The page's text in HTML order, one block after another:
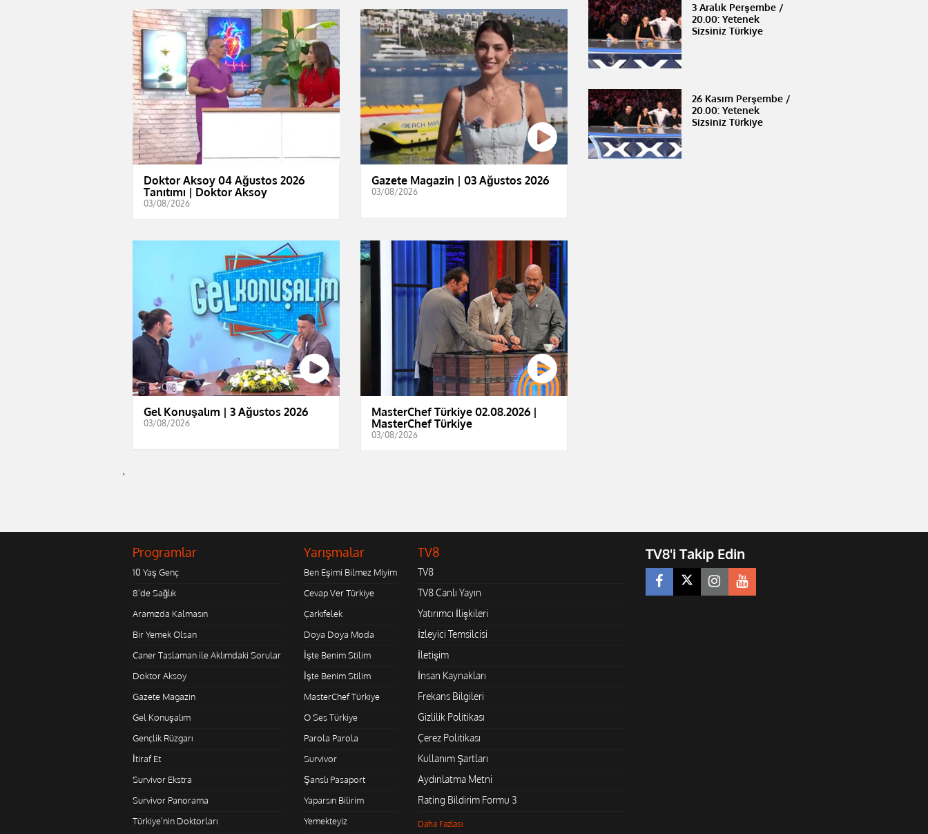
Doktor Aksoy 04 Ağustos 2026
Tanıtımı | Doktor Aksoy
03/08/2026
Gazete Magazin | 03 Ağustos 2026
03/08/2026
Gel Konuşalım | 3 Ağustos 2026
03/08/2026
MasterChef Türkiye 02.08.2026 |
MasterChef Türkiye
03/08/2026
3 Aralık Perşembe /
20.00: Yetenek
Sizsiniz Türkiye
26 Kasım Perşembe /
20.00: Yetenek
Sizsiniz Türkiye
`
Programlar
10 Yaş Genç
8'de Sağlık
Aramızda Kalmasın
Bir Yemek Olsan
Caner Taslaman ile Aklımdaki Sorular
Doktor Aksoy
Gazete Magazin
Gel Konuşalım
Gençlik Rüzgarı
İtiraf Et
Survivor Ekstra
Survivor Panorama
Türkiye'nin Doktorları
Yarışmalar
Ben Eşimi Bilmez Miyim
Cevap Ver Türkiye
Çarkıfelek
Doya Doya Moda
İşte Benim Stilim
İşte Benim Stilim
MasterChef Türkiye
O Ses Türkiye
Parola Parola
Survivor
Şanslı Pasaport
Yaparsın Bilirim
Yemekteyiz
TV8
TV8
TV8 Canlı Yayın
Yatırımcı İlişkileri
İzleyici Temsilcisi
İletişim
İnsan Kaynakları
Frekans Bilgileri
Gizlilik Politikası
Çerez Politikası
Kullanım Şartları
Aydınlatma Metni
Rating Bildirim Formu 3
Daha Fazlası
TV8'i Takip Edin